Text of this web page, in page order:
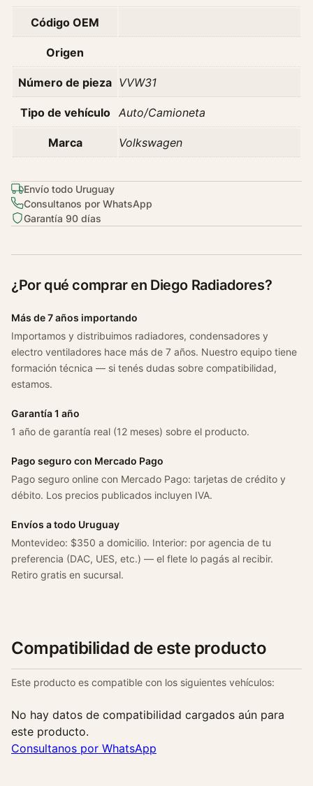
g
1
6
C
/
a
1
9
8
-
0
2
a
n
t
d
a
d
Código OEM
Origen
Número de pieza VVW31
Tipo de vehículo Auto/Camioneta
Marca Volkswagen
Envío todo Uruguay
Consultanos por WhatsApp
Garantía 90 días
¿Por qué comprar en Diego Radiadores?
Más de 7 años importando
Importamos y distribuimos radiadores, condensadores y
electro ventiladores hace más de 7 años. Nuestro equipo tiene
formación técnica — si tenés dudas sobre compatibilidad,
estamos.
Garantía 1 año
1 año de garantía real (12 meses) sobre el producto.
Pago seguro con Mercado Pago
Pago seguro online con Mercado Pago: tarjetas de crédito y
débito. Los precios publicados incluyen IVA.
Envíos a todo Uruguay
Montevideo: $350 a domicilio. Interior: por agencia de tu
preferencia (DAC, UES, etc.) — el flete lo pagás al recibir.
Retiro gratis en sucursal.
Compatibilidad de este producto
Este producto es compatible con los siguientes vehículos:
No hay datos de compatibilidad cargados aún para
este producto.
Consultanos por WhatsApp